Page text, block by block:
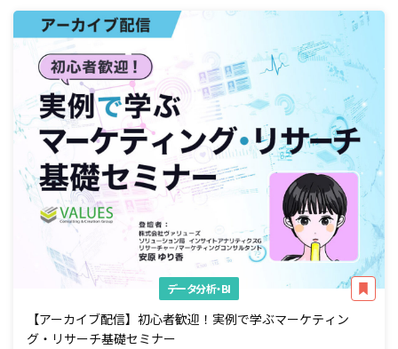
データ分析・BI
【アーカイブ配信】初心者歓迎！実例で学ぶマーケティン
グ・リサーチ基礎セミナー